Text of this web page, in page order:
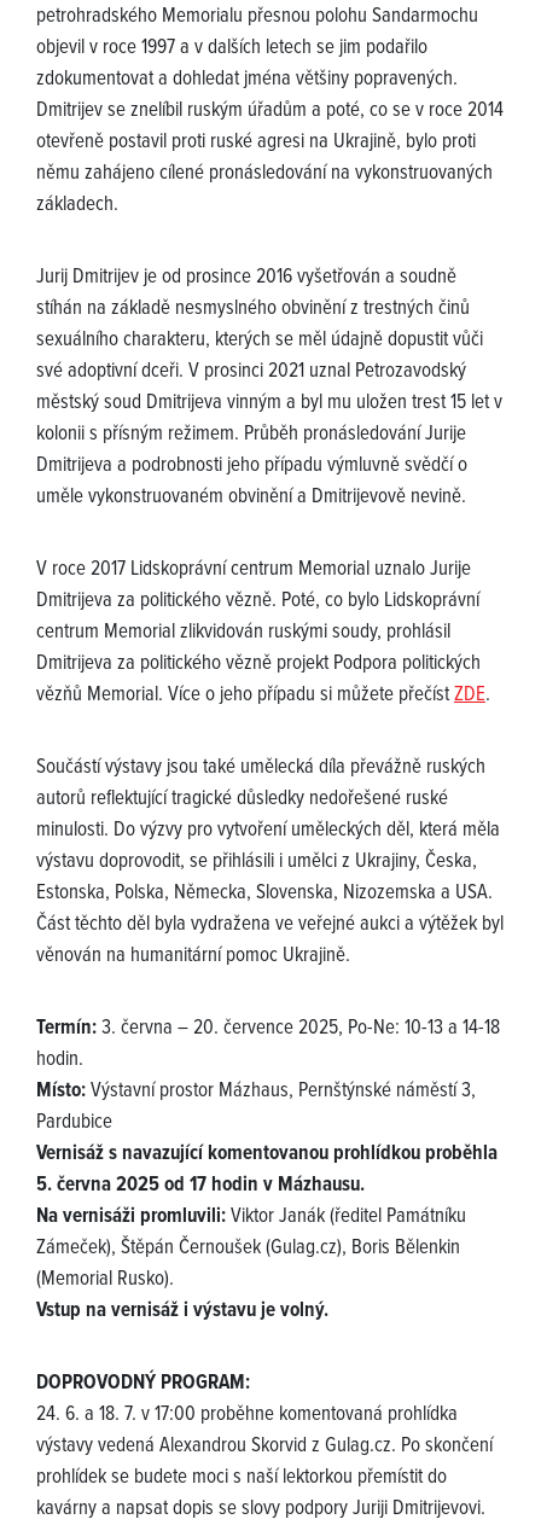
petrohradského Memorialu přesnou polohu Sandarmochu
objevil v roce 1997 a v dalších letech se jim podařilo
zdokumentovat a dohledat jména většiny popravených.
Dmitrijev se znelíbil ruským úřadům a poté, co se v roce 2014
otevřeně postavil proti ruské agresi na Ukrajině, bylo proti
němu zahájeno cílené pronásledování na vykonstruovaných
základech.
Jurij Dmitrijev je od prosince 2016 vyšetřován a soudně
stíhán na základě nesmyslného obvinění z trestných činů
sexuálního charakteru, kterých se měl údajně dopustit vůči
své adoptivní dceři. V prosinci 2021 uznal Petrozavodský
městský soud Dmitrijeva vinným a byl mu uložen trest 15 let v
kolonii s přísným režimem. Průběh pronásledování Jurije
Dmitrijeva a podrobnosti jeho případu výmluvně svědčí o
uměle vykonstruovaném obvinění a Dmitrijevově nevině.
V roce 2017 Lidskoprávní centrum Memorial uznalo Jurije
Dmitrijeva za politického vězně. Poté, co bylo Lidskoprávní
centrum Memorial zlikvidován ruskými soudy, prohlásil
Dmitrijeva za politického vězně projekt Podpora politických
vězňů Memorial. Více o jeho případu si můžete přečístZDE.
Součástí výstavy jsou také umělecká díla převážně ruských
autorů reflektující tragické důsledky nedořešené ruské
minulosti. Do výzvy pro vytvoření uměleckých děl, která měla
výstavu doprovodit, se přihlásili i umělci z Ukrajiny, Česka,
Estonska, Polska, Německa, Slovenska, Nizozemska a USA.
Část těchto děl byla vydražena ve veřejné aukci a výtěžek byl
věnován na humanitární pomoc Ukrajině.
Termín:3. června – 20. července 2025, Po-Ne: 10-13 a 14-18
hodin.
Místo:Výstavní prostor Mázhaus, Pernštýnské náměstí 3,
Pardubice
Vernisáž s navazující komentovanou prohlídkou proběhla
5. června 2025 od 17 hodin v Mázhausu.
Na vernisáži promluvili:Viktor Janák (ředitel Památníku
Zámeček), Štěpán Černoušek (Gulag.cz), Boris Bělenkin
(Memorial Rusko).
Vstup na vernisáž i výstavu je volný.
DOPROVODNÝ PROGRAM:
24. 6. a 18. 7. v 17:00 proběhne komentovaná prohlídka
výstavy vedená Alexandrou Skorvid z Gulag.cz. Po skončení
prohlídek se budete moci s naší lektorkou přemístit do
kavárny a napsat dopis se slovy podpory Juriji Dmitrijevovi.